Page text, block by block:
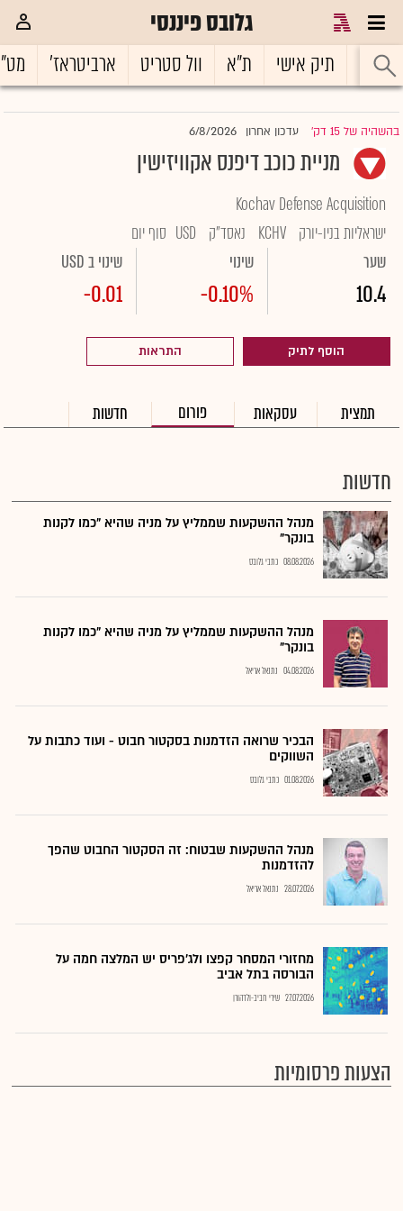
גלובס פיננסי
ראשי תיק אישי ת"א וול סטריט ארביטראז'
בהשהיה של 15 דק' |עדכון אחרון 6/8/2026
מניית כוכב דיפנס אקוויזישין
Kochav Defense Acquisition
ישראליות בניו-יורק KCHV נאסד"ק USD סוף יום
שער
10.4
שינוי
-0.10%
שינוי ב USD
-0.01
הוסף לתיק התראות
תמצית עסקאות פורום חדשות
חדשות
מנהל ההשקעות שממליץ על מניה שהיא "כמו לקנות
בונקר"
08.08.2026 כתבי גלובס
מנהל ההשקעות שממליץ על מניה שהיא "כמו לקנות
בונקר"
04.08.2026 נתנאל אריאל
הבכיר שרואה הזדמנות בסקטור חבוט - ועוד כתבות על
השווקים
01.08.2026 כתבי גלובס
מנהל ההשקעות שבטוח: זה הסקטור החבוט שהפך
להזדמנות
28.07.2026 נתנאל אריאל
מחזורי המסחר קפצו ולג'פריס יש המלצה חמה על
הבורסה בתל אביב
27.07.2026 שירי חביב-ולדהורן
הצעות פרסומיות